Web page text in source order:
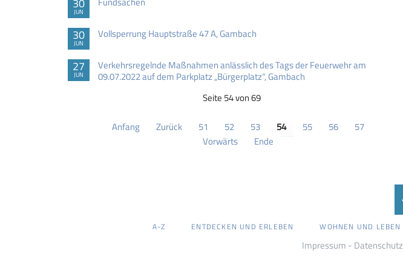
JUN
30
JUN
Vollsperrung Hauptstraße 47 A, Gambach
27
JUN
Verkehrsregelnde Maßnahmen anlässlich des Tags der Feuerwehr am
09.07.2022 auf dem Parkplatz „Bürgerplatz“, Gambach
Seite 54 von 69
Anfang Zurück 51 52 53 54 55 56
57
Vorwärts
Ende
ÜBERSPRINGEN
A-Z ENTDECKEN UND ERLEBEN WOHNEN UND LEBEN
Impressum - Datenschutz